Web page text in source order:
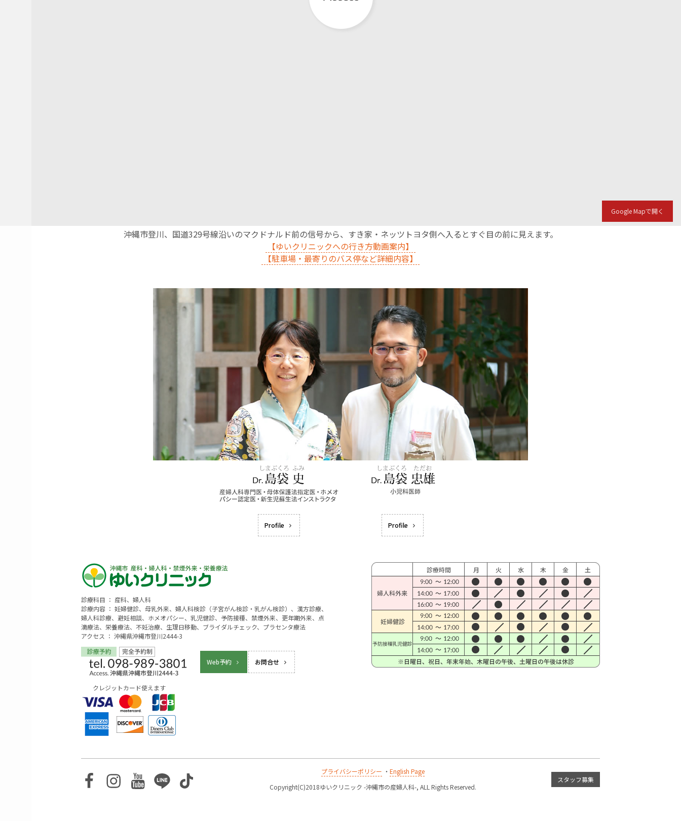
Google Mapで開く
沖縄市登川、国道329号線沿いのマクドナルド前の信号から、すき家・ネッツトヨタ側へ入るとすぐ目の前に見えます。
【ゆいクリニックへの行き方動画案内】
【駐車場・最寄りのバス停など詳細内容】
Profile Profile
診療科目 ： 産科、婦人科
診療内容 ： 妊婦健診、母乳外来、婦人科検診（子宮がん検診・乳がん検診）、漢方診療、
婦人科診療、避妊相談、ホメオパシー、乳児健診、予防接種、禁煙外来、更年期外来、点
滴療法、栄養療法、不妊治療、生理日移動、ブライダルチェック、プラセンタ療法
アクセス ： 沖縄県沖縄市登川2444-3
Web予約 お問合せ
クレジットカード使えます
Facebook
Instagram
Youtube
LineTikTok プライバシーポリシー ・ English Page
Copyright(C)2018ゆいクリニック -沖縄市の産婦人科-, ALL Rights Reserved.
スタッフ募集